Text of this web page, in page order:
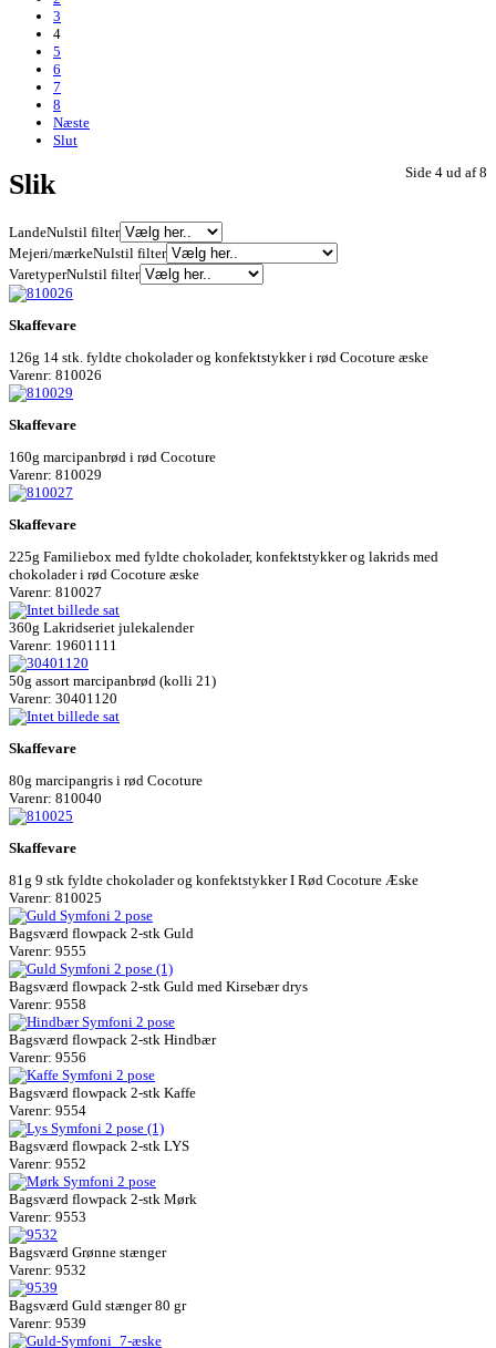
3
4
5
6
7
8
Næste
Slut
Side 4 ud af 8
Slik
LandeNulstil filter
Mejeri/mærkeNulstil filter
VaretyperNulstil filter
Skaffevare
126g 14 stk. fyldte chokolader og konfektstykker i rød Cocoture æske
Varenr: 810026
Skaffevare
160g marcipanbrød i rød Cocoture
Varenr: 810029
Skaffevare
225g Familiebox med fyldte chokolader, konfektstykker og lakrids med
chokolader i rød Cocoture æske
Varenr: 810027
360g Lakridseriet julekalender
Varenr: 19601111
50g assort marcipanbrød (kolli 21)
Varenr: 30401120
Skaffevare
80g marcipangris i rød Cocoture
Varenr: 810040
Skaffevare
81g 9 stk fyldte chokolader og konfektstykker I Rød Cocoture Æske
Varenr: 810025
Bagsværd flowpack 2-stk Guld
Varenr: 9555
Bagsværd flowpack 2-stk Guld med Kirsebær drys
Varenr: 9558
Bagsværd flowpack 2-stk Hindbær
Varenr: 9556
Bagsværd flowpack 2-stk Kaffe
Varenr: 9554
Bagsværd flowpack 2-stk LYS
Varenr: 9552
Bagsværd flowpack 2-stk Mørk
Varenr: 9553
Bagsværd Grønne stænger
Varenr: 9532
Bagsværd Guld stænger 80 gr
Varenr: 9539